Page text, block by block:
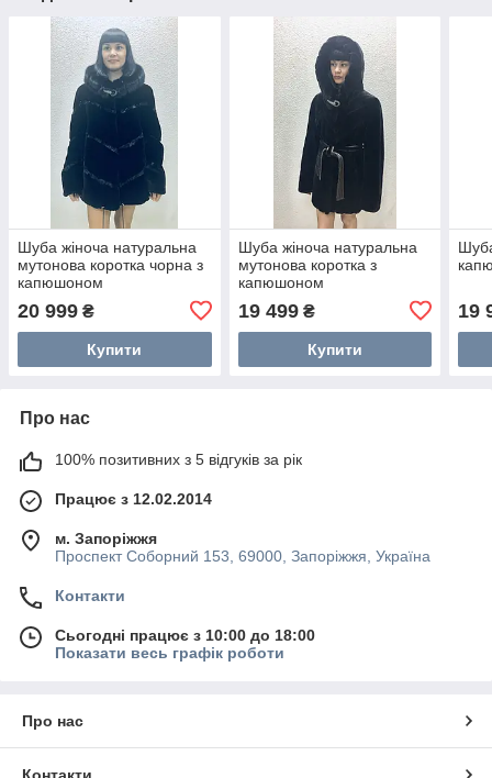
Шуба жіноча натуральна
мутонова коротка чорна з
капюшоном
20 999 ₴
Купити
Шуба жіноча натуральна
мутонова коротка з
капюшоном
19 499₴
Купити
19
Про нас
100% позитивних з 5 відгуків за рік
Працює з 12.02.2014
м. Запоріжжя
Проспект Соборний 153, 69000, Запоріжжя, Україна
Контакти
Сьогодні працює з 10:00 до 18:00
Показати весь графік роботи
Про нас